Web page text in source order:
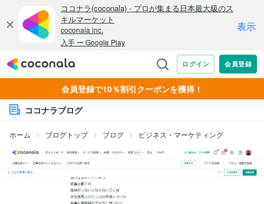
会員登録で10％割引クーポンを獲得！
ココナラブログ
ホーム ブログトップ ブログ ビジネス・マーケティング